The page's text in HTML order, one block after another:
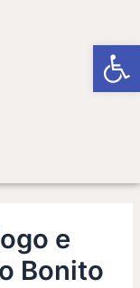
e
Bonito